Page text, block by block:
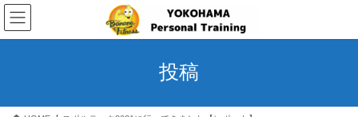
コ
ン
テ
ス
ナ
ビ
ゲ
ン
投稿